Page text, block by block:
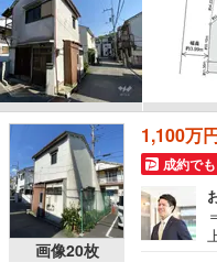
画像20枚
1,100万
成約で
九州・沖縄 福岡
該当物件 0件
西区
(
美原
大阪府のそのほ
かの地域
岸和
吹田
貝塚
茨木
該当物件 0件
該当物件 0件
京阪
阪急
能勢電
南海
阪堺
該当物件 0件
該当物件 0件
オン
該当物件 0件